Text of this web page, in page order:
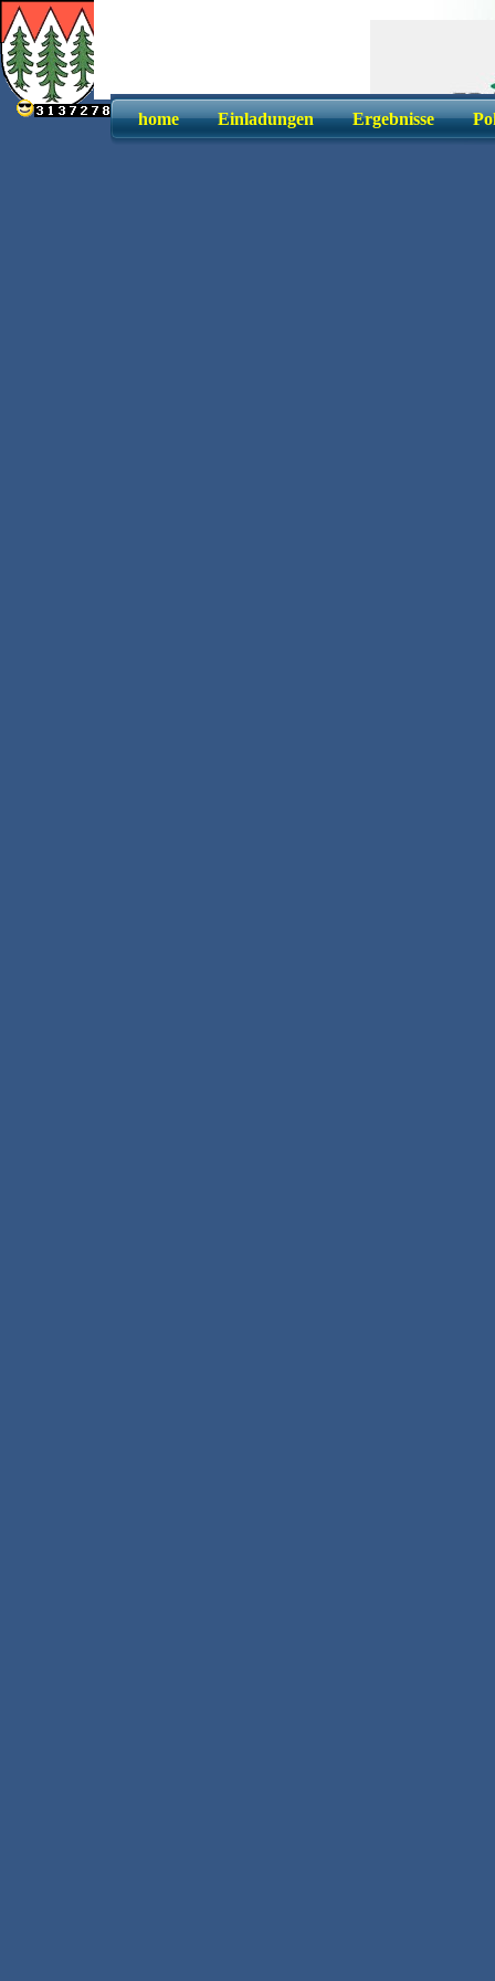
home Einladungen Ergebnisse